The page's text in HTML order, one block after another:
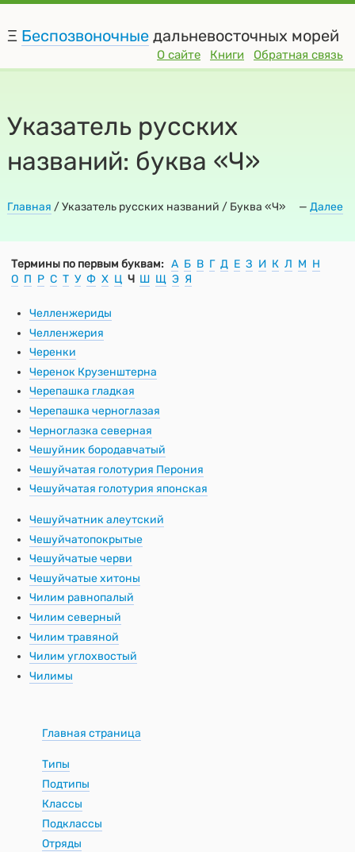
Ξ Беспозвоночныедальневосточных морей
О сайте Книги Обратная связь
Указатель русских
названий: буква «Ч»
Главная / —Далее
Указатель русских названий / Буква «Ч»
Термины по первым буквам: А Б В Г Д Е З И К Л М Н
О П Р С Т У Ф Х Ц Ч Ш Щ Э Я
Челленжериды
Челленжерия
Черенки
Черенок Крузенштерна
Черепашка гладкая
Черепашка черноглазая
Черноглазка северная
Чешуйник бородавчатый
Чешуйчатая голотурия Перония
Чешуйчатая голотурия японская
Чешуйчатник алеутский
Чешуйчатопокрытые
Чешуйчатые черви
Чешуйчатые хитоны
Чилим равнопалый
Чилим северный
Чилим травяной
Чилим углохвостый
Чилимы
Главная страница
Типы
Подтипы
Классы
Подклассы
Отряды